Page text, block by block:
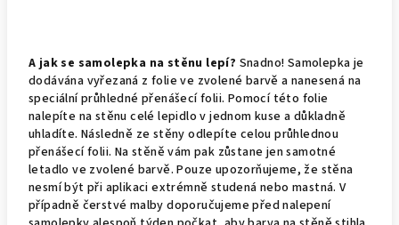
A jak se samolepka na stěnu lepí? Snadno! Samolepka je
dodávána vyřezaná z folie ve zvolené barvě a nanesená na
speciální průhledné přenášecí folii. Pomocí této folie
nalepíte na stěnu celé lepidlo v jednom kuse a důkladně
uhladíte. Následně ze stěny odlepíte celou průhlednou
přenášecí folii. Na stěně vám pak zůstane jen samotné
letadlo ve zvolené barvě. Pouze upozorňujeme, že stěna
nesmí být při aplikaci extrémně studená nebo mastná. V
případně čerstvé malby doporučujeme před nalepení